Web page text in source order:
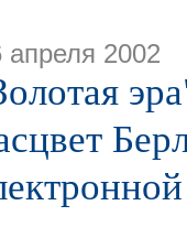
апреля 2002